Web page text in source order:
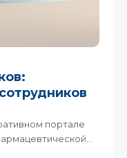
портале
«Пряники»